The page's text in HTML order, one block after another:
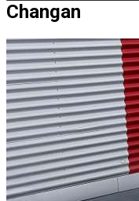
Changan